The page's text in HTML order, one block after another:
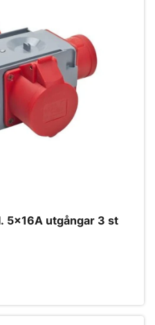
5x16A utgångar 3 st